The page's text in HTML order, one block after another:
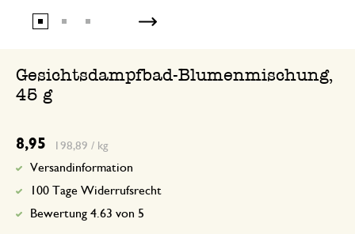
Gesichtsdampfbad-Blumenmischung,
45 g
8,95 198,89 / kg
Versandinformation
100 Tage Widerrufsrecht
Bewertung 4.63 von 5